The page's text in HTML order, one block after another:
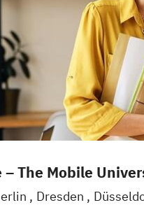
– The Mobile
Dresden